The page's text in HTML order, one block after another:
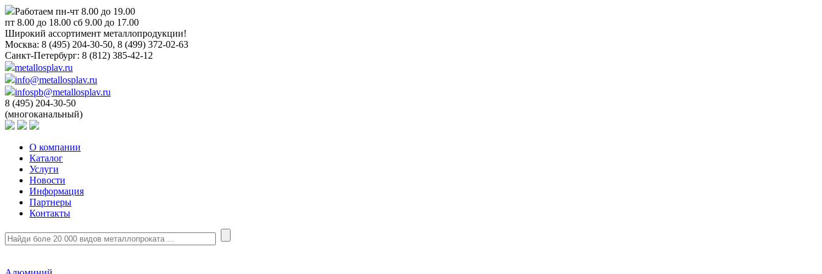
Работаем пн-чт 8.00 до 19.00
пт 8.00 до 18.00 сб 9.00 до 17.00
Широкий ассортимент металлопродукции!
Москва: 8 (495) 204-30-50, 8 (499) 372-02-63
Санкт-Петербург: 8 (812) 385-42-12
metallosplav.ru
info@metallosplav.ru
infospb@metallosplav.ru
8 (495) 204-30-50
(многоканальный)
О компании
Каталог
Услуги
Новости
Информация
Партнеры
Контакты